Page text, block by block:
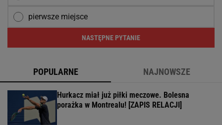
pierwsze miejsce
NASTĘPNE PYTANIE
POPULARNE NAJNOWSZE
Hurkacz miał już piłki meczowe. Bolesna
porażka w Montrealu! [ZAPIS RELACJI]